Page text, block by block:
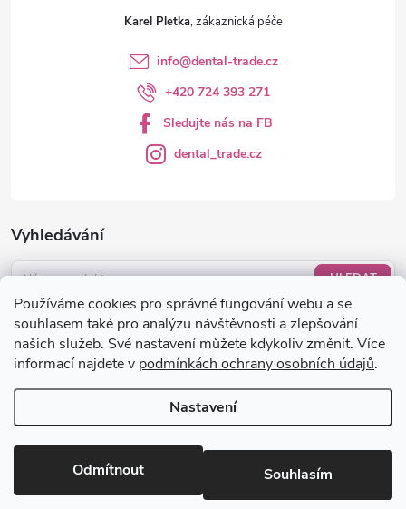
Používáme cookies pro správné fungování webu a se
souhlasem také pro analýzu návštěvnosti a zlepšování
našich služeb. Své nastavení můžete kdykoliv změnit. Více
informací najdete v podmínkách ochrany osobních údajů.
Nastavení
Odmítnout Souhlasím
Vyhledávání
HLEDAT
Nákupní košík
0KS /0 KČ
Karel Pletka
info@dental-trade.cz
+420 724 393 271
Sledujte nás na FB
dental_trade.cz
Copyright 2026dental-trade.cz. Všechna práva vyhrazena.Upravit
nastavení cookies